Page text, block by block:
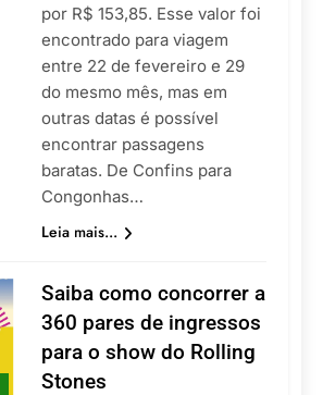
por R$ 153,85. Esse valor foi
encontrado para viagem
entre 22 de fevereiro e 29
do mesmo mês, mas em
outras datas é possível
encontrar passagens
baratas. De Confins para
Congonhas…
Leia mais...
Saiba como concorrer a
360 pares de ingressos
para o show do Rolling
Stones